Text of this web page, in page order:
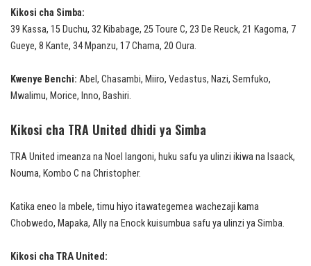
Kikosi cha Simba:
39 Kassa, 15 Duchu, 32 Kibabage, 25 Toure C, 23 De Reuck, 21 Kagoma, 7
Gueye, 8 Kante, 34 Mpanzu, 17 Chama, 20 Oura.
Kwenye Benchi: Abel, Chasambi, Miiro, Vedastus, Nazi, Semfuko,
Mwalimu, Morice, Inno, Bashiri.
Kikosi cha TRA United dhidi ya Simba
TRA United imeanza na Noel langoni, huku safu ya ulinzi ikiwa na Isaack,
Nouma, Kombo C na Christopher.
Katika eneo la mbele, timu hiyo itawategemea wachezaji kama
Chobwedo, Mapaka, Ally na Enock kuisumbua safu ya ulinzi ya Simba.
Kikosi cha TRA United: